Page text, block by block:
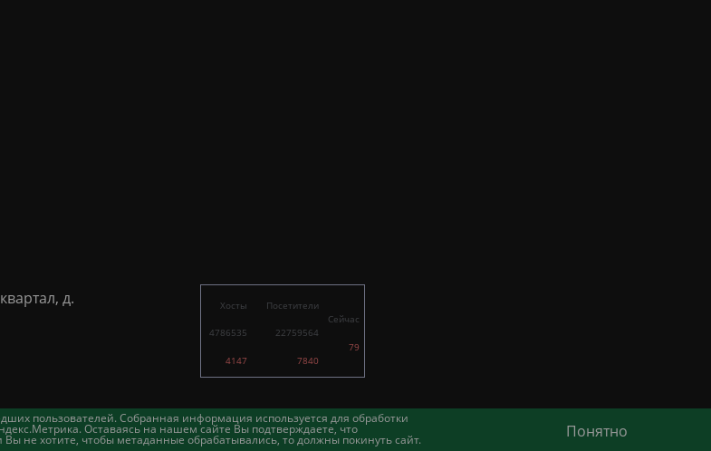
пользователей. Собранная информация используется для обработки
Оставаясь на нашем сайте Вы подтверждаете, что
не хотите, чтобы метаданные обрабатывались, то должны покинуть сайт. Понятно
д.
Хосты
4786535
4147
Посетители
22759564
7840
Сейчас
79